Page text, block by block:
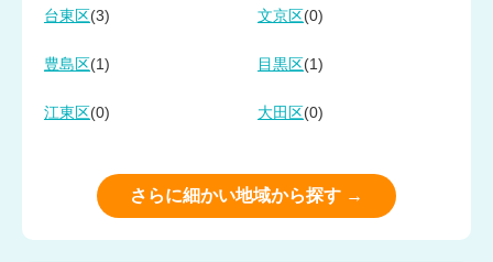
台東区 (3) 文京区 (0)
豊島区 (1) 目黒区 (1)
江東区 (0) 大田区 (0)
さらに細かい地域から探す →